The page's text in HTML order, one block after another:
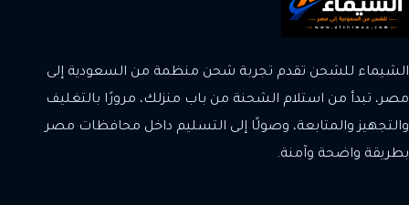
الشيماء للشحن تقدم تجربة شحن منظمة من السعودية إلى
مصر، تبدأ من استلام الشحنة من باب منزلك، مرورًا بالتغليف
والتجهيز والمتابعة، وصولًا إلى التسليم داخل محافظات مصر
بطريقة واضحة وآمنة.